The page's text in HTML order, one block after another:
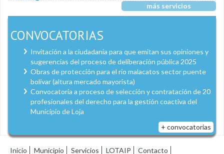
más servicios
CONVOCATORIAS
Invitación a la ciudadanía para que emitan sus opiniones y
sugerencias del proceso de deliberación pública 2025
Obras de protección para el río malacatos sector puente
bolívar (altura mercado mayorista)
Convocatoria a proceso de selección y contratación de 20
profesionales del derecho para la gestión coactiva del
Municipio de Loja
+ convocatorias
Inicio Municipio Servicios LOTAIP Contacto